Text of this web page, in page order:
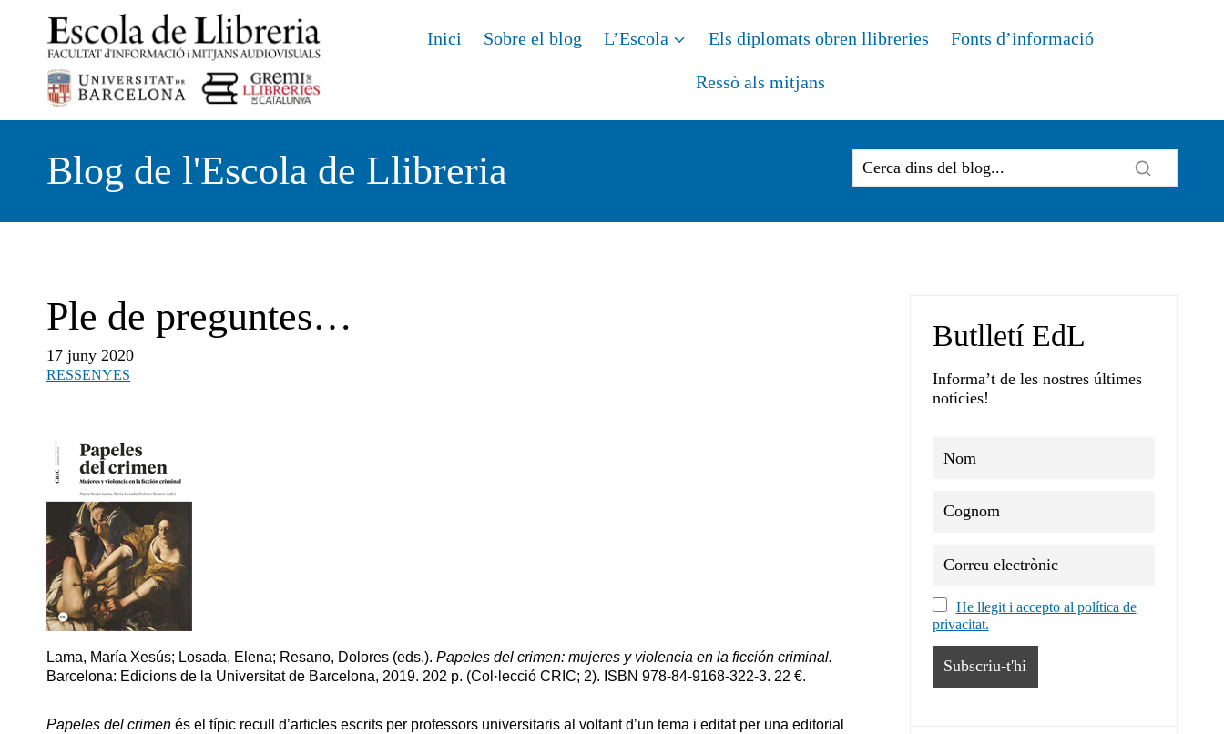
contingut
Inici Sobre el blog L’Escola Els diplomats obren llibreries Fonts d’informació
Ressò als mitjans
Blog de l'Escola de Llibreria
Ple de preguntes…
17 juny 2020
RESSENYES
Lama, María Xesús; Losada, Elena; Resano, Dolores (eds.). Papeles del crimen: mujeres y violencia en la ficción criminal.
Barcelona: Edicions de la Universitat de Barcelona, 2019. 202 p. (Col·lecció CRIC; 2). ISBN 978-84-9168-322-3. 22 €.
Papeles del crimen és el típic recull d’articles escrits per professors universitaris al voltant d’un tema i editat per una editorial
Butlletí EdL
Informa’t de les nostres últimes
notícies!
He llegit i accepto al política de
privacitat.